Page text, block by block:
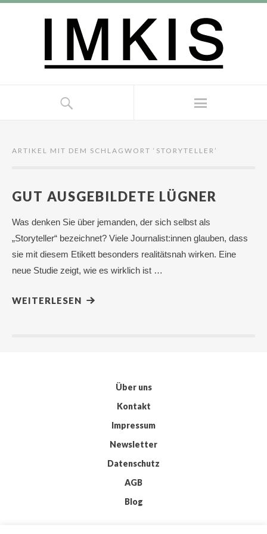
ARTIKEL MIT DEM SCHLAGWORT ‘ STORYTELLER ’
GUT AUSGEBILDETE LÜGNER
Was denken Sie über jemanden, der sich selbst als
„Storyteller“ bezeichnet? Viele Journalist:innen glauben, dass
sie mit diesem Etikett besonders realitätsnah wirken. Eine
neue Studie zeigt, wie es wirklich ist …
WEITERLESEN
Über uns
Kontakt
Impressum
Newsletter
Datenschutz
AGB
Blog